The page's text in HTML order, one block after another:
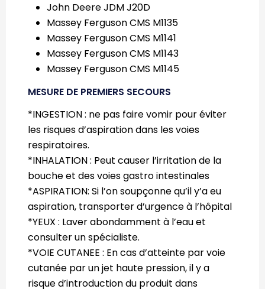
John Deere JDM J20D
Massey Ferguson CMS M1135
Massey Ferguson CMS M1141
Massey Ferguson CMS M1143
Massey Ferguson CMS M1145
MESURE DE PREMIERS SECOURS
*INGESTION : ne pas faire vomir pour éviter
les risques d’aspiration dans les voies
respiratoires.
*INHALATION : Peut causer l’irritation de la
bouche et des voies gastro intestinales
*ASPIRATION: Si l’on soupçonne qu’il y’a eu
aspiration, transporter d’urgence à l’hôpital
*YEUX : Laver abondamment à l’eau et
consulter un spécialiste.
*VOIE CUTANEE : En cas d’atteinte par voie
cutanée par un jet haute pression, il y a
risque d’introduction du produit dans